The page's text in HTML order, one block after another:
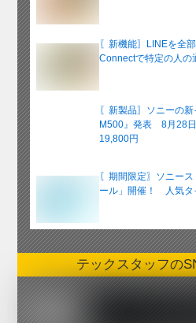
〖新機能〗LINEを全
Connectで特定の人の
〖新製品〗ソニーの
M500』発表 8月28
19,800円
〖期間限定〗ソニー
ール」開催！ 人気タ
テックスタッフの